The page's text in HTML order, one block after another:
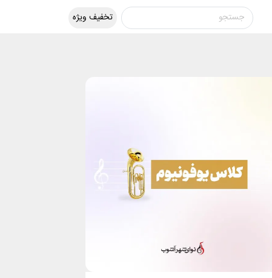
تخفیف ویژه